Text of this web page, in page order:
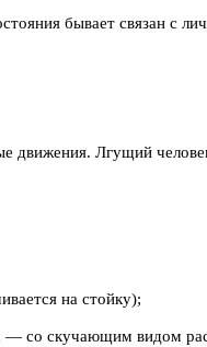
бывает связан с
движения. Лгущий
на стойку);
— со скучающим видом